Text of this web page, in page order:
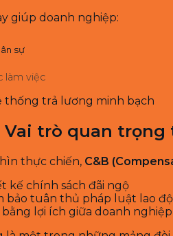
giúp doanh nghiệp:
sự
làm việc
thống trả lương minh bạch
Vai trò quan
thực chiến, C&B
kế chính sách đãi ngộ
bảo tuân thủ pháp luật lao
bằng lợi ích giữa doanh